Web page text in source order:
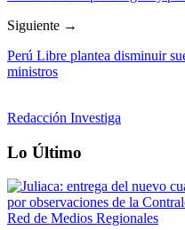
Siguiente →
Perú Libre plantea disminuir
ministros
Redacción Investiga
Lo Último
Red de Medios Regionales